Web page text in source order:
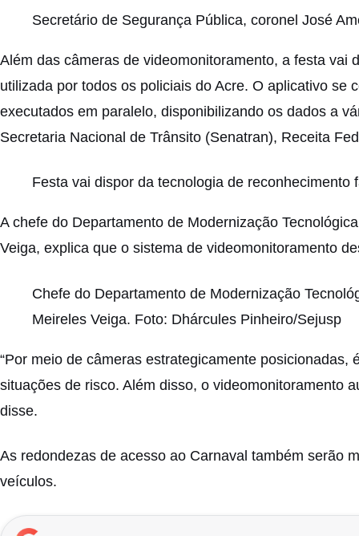
Secretário de Segurança Pública, coronel José
Além das câmeras de videomonitoramento, a festa vai
utilizada por todos os policiais do Acre. O aplicativo
executados em paralelo, disponibilizando os dados a
Secretaria Nacional de Trânsito (Senatran), Receita
Festa vai dispor da tecnologia de
A chefe do Departamento de Modernização
Veiga, explica que o sistema de videomonitoramento
Chefe do Departamento de Modernização
Meireles Veiga. Foto: Dhárcules Pinheiro/Sejusp
“Por meio de câmeras estrategicamente
situações de risco. Além disso, o videomonitoramento
disse.
As redondezas de acesso ao Carnaval também serão
veículos.